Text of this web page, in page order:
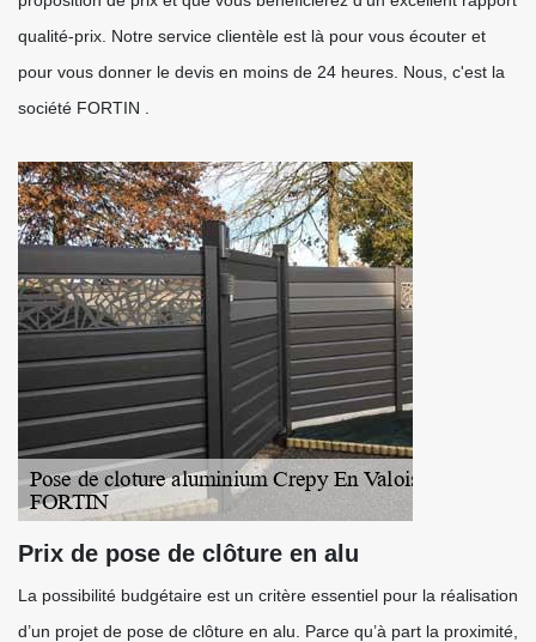
qualité-prix. Notre service clientèle est là pour vous écouter et
pour vous donner le devis en moins de 24 heures. Nous, c'est la
société FORTIN .
Prix de pose de clôture en alu
La possibilité budgétaire est un critère essentiel pour la réalisation
d’un projet de pose de clôture en alu. Parce qu’à part la proximité,